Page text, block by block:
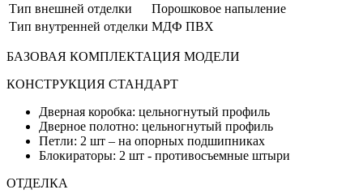
Тип внешней отделки
Порошковое напыление
Тип внутренней отделки МДФ ПВХ
БАЗОВАЯ КОМПЛЕКТАЦИЯ МОДЕЛИ
КОНСТРУКЦИЯ СТАНДАРТ
Дверная коробка: цельногнутый профиль
Дверное полотно: цельногнутый профиль
Петли: 2 шт – на опорных подшипниках
Блокираторы: 2 шт - противосъемные штыри
ОТДЕЛКА